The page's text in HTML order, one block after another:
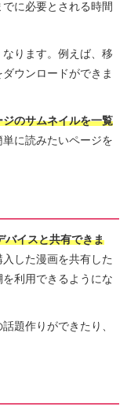
でに必要とされる時間
ります。例えば、移
ウンロードができま
のサムネイルを一覧
に読みたいページを
バイスと共有できま
した漫画を共有した
利用できるようにな
題作りができたり、